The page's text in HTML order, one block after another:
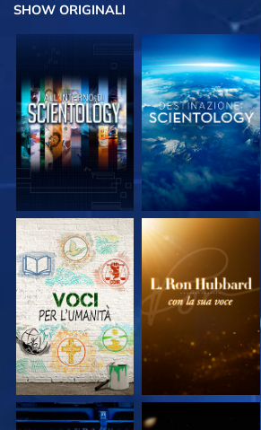
SHOW ORIGINALI
ESPLORA LE
SERIE
ESPLORA LE
SERIE